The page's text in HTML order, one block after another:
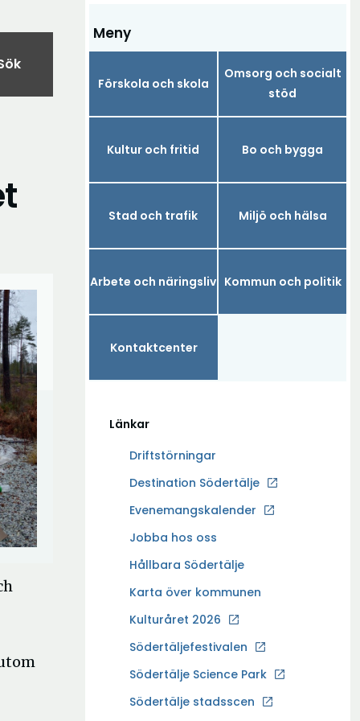
Meny
Förskola och skola
Omsorg och socialt
stöd
Kultur och fritid Bo och bygga
Stad och trafik Miljö och hälsa
Arbete och näringsliv Kommun och politik
Kontaktcenter
Länkar
Driftstörningar
Destination Södertälje
Ö
p
n
a
y
t
f
ö
Evenemangskalender
Jobba hos oss
Ö
p
n
a
y
t
Hållbara Södertälje
Karta över kommunen
Kulturåret 2026
Södertäljefestivalen
Södertälje Science Park
Ö
p
Södertälje stadsscen